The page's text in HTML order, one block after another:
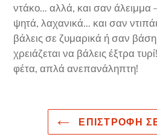
ντάκο… αλλά, και σαν άλειμμα
ψητά, λαχανικά… και σαν
βάλεις σε ζυμαρικά ή σαν
χρειάζεται να βάλεις έξτρα
φέτα, απλά ανεπανάληπτη!
ΕΠΙΣΤΡΟΦΉ